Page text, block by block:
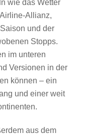
wie das Wetter
Allianz,
und der
Stopps.
im unteren
Versionen in der
können – ein
und einer weit
aus dem